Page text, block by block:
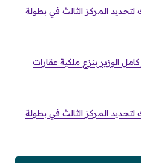
المركز الثالث في بطولة
الوزير بنزع ملكية عقارات
المركز الثالث في بطولة